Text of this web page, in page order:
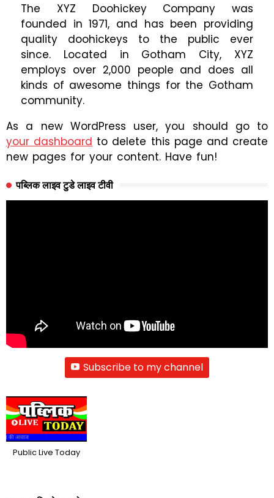
The XYZ Doohickey Company was
founded in 1971, and has been providing
quality doohickeys to the public ever
since. Located in Gotham City, XYZ
employs over 2,000 people and does all
kinds of awesome things for the Gotham
community.
As a new WordPress user, you should go to
your dashboard to delete this page and create
new pages for your content. Have fun!
पब्लिक लाइव टुडे लाइव टीवी
Subscribe to my channel
Public Live Today